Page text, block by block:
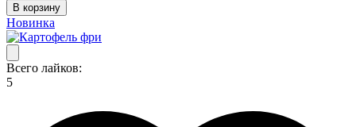
В корзину
Новинка
Всего лайков:
5